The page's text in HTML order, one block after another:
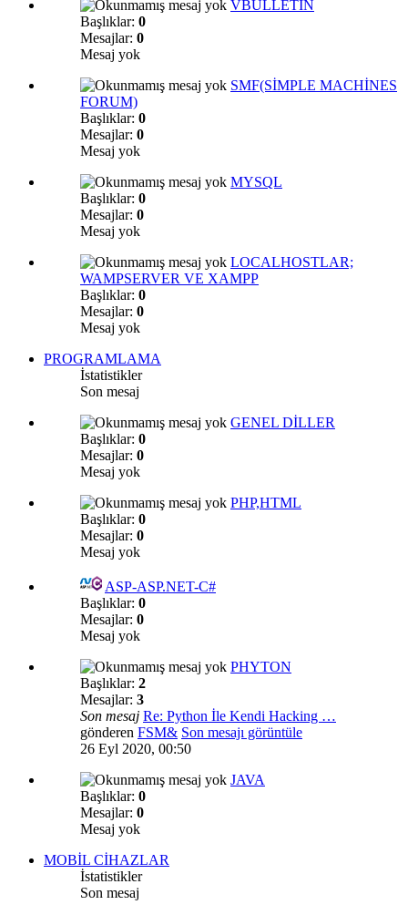
VBULLETİN
Başlıklar: 0
Mesajlar: 0
Mesaj yok
SMF(SİMPLE MACHİNES
FORUM)
Başlıklar: 0
Mesajlar: 0
Mesaj yok
MYSQL
Başlıklar: 0
Mesajlar: 0
Mesaj yok
LOCALHOSTLAR;
WAMPSERVER VE XAMPP
Başlıklar: 0
Mesajlar: 0
Mesaj yok
PROGRAMLAMA
İstatistikler
Son mesaj
GENEL DİLLER
Başlıklar: 0
Mesajlar: 0
Mesaj yok
PHP,HTML
Başlıklar: 0
Mesajlar: 0
Mesaj yok
ASP-ASP.NET-C#
Başlıklar: 0
Mesajlar: 0
Mesaj yok
PHYTON
Başlıklar: 2
Mesajlar: 3
Son mesaj Re: Python İle Kendi Hacking …
gönderen FSM& Son mesajı görüntüle
26 Eyl 2020, 00:50
JAVA
Başlıklar: 0
Mesajlar: 0
Mesaj yok
MOBİL CİHAZLAR
İstatistikler
Son mesaj